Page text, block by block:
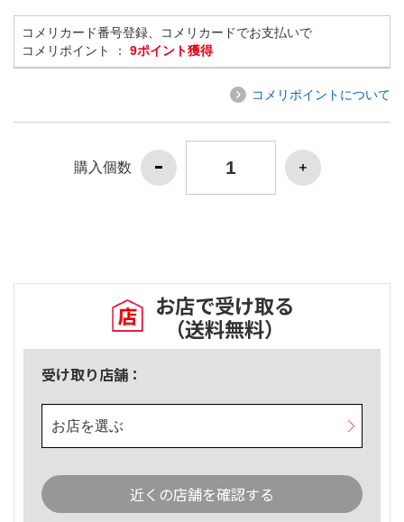
コメリカード番号登録、コメリカードでお支払いで
コメリポイント ： 9ポイント獲得
コメリポイントについて
購入個数
お店で受け取る
（送料無料）
受け取り店舗：
お店を選ぶ
近くの店舗を確認する